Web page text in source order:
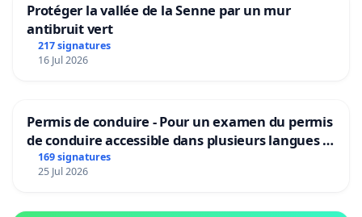
Protéger la vallée de la Senne par un mur
antibruit vert
217 signatures
16 Jul 2026
Permis de conduire - Pour un examen du permis
de conduire accessible dans plusieurs langues à
Bruxelles
169 signatures
25 Jul 2026